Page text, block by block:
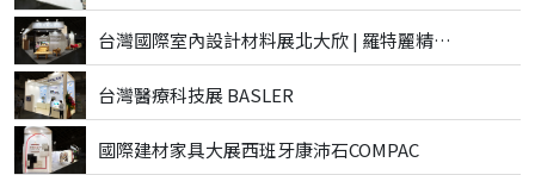
台灣國際室內設計材料展北大欣 | 羅特麗精品磁磚
台灣醫療科技展 BASLER
國際建材家具大展西班牙康沛石COMPAC